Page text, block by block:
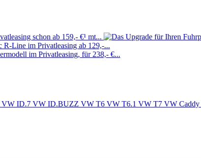
VW ID.7 VW ID.BUZZ VW T6 VW T6.1 VW T7 VW Caddy